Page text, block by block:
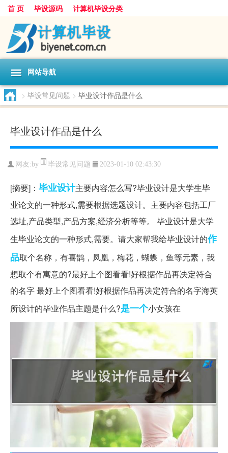
首 页 毕设源码 计算机毕设分类
网站导航
> 毕设常见问题 > 毕业设计作品是什么
毕业设计作品是什么
网友:by 毕设常见问题 2023-01-10 02:43:30
[摘要]： 毕业设计主要内容怎么写?毕业设计是大学生毕
业论文的一种形式,需要根据选题设计。主要内容包括工厂
选址,产品类型,产品方案,经济分析等等。 毕业设计是大学
生毕业论文的一种形式,需要。请大家帮我给毕业设计的作
品取个名称，有喜鹊，凤凰，梅花，蝴蝶，鱼等元素，我
想取个有寓意的?最好上个图看看!好根据作品再决定符合
的名字 最好上个图看看!好根据作品再决定符合的名字海英
所设计的毕业作品主题是什么?是一个小女孩在